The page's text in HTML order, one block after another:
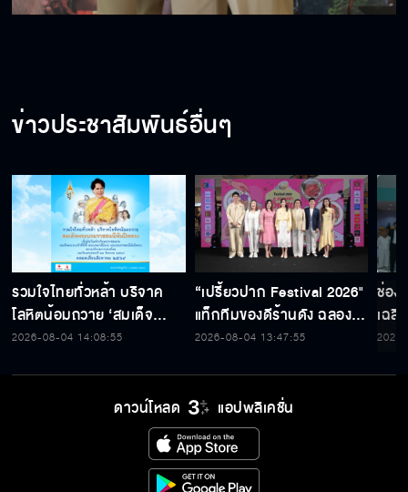
ข่าวประชาสัมพันธ์อื่นๆ
รวมใจไทยทั่วหล้า บริจาค
โลหิตน้อมถวาย ‘สมเด็จ
พระบรมราชชนนีพันปีหลวง’
2026-08-04 14:08:55
“เปรี้ยวปาก Festival 2026"
แท็กทีมของดีร้านดัง ฉลอง
ก้าวสู่ปีที่ 23
2026-08-04 13:47:55
ช่อง
เฉลิ
สมเ
ดาวน์โหลด แอปพลิเคชั่น